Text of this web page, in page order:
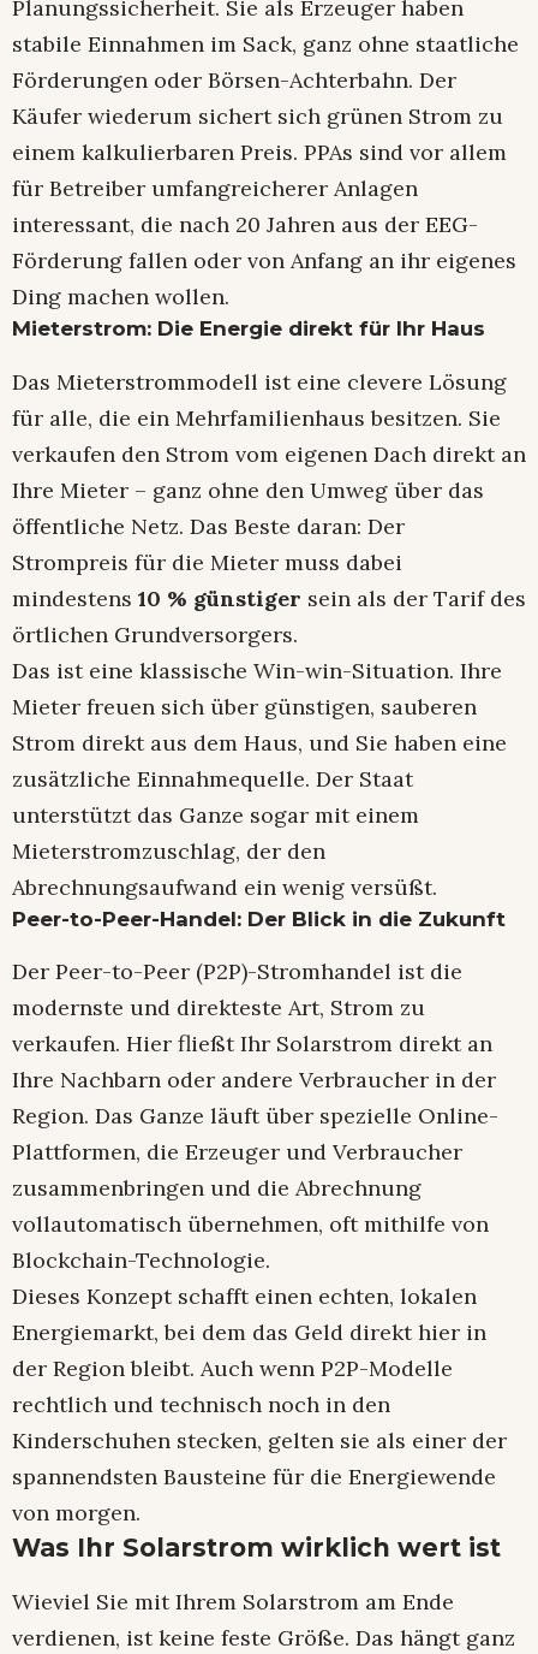
Planungssicherheit. Sie als Erzeuger haben
stabile Einnahmen im Sack, ganz ohne staatliche
Förderungen oder Börsen-Achterbahn. Der
Käufer wiederum sichert sich grünen Strom zu
einem kalkulierbaren Preis. PPAs sind vor allem
für Betreiber umfangreicherer Anlagen
interessant, die nach 20 Jahren aus der EEG-
Förderung fallen oder von Anfang an ihr eigenes
Ding machen wollen.
Mieterstrom: Die Energie direkt für Ihr Haus
Das Mieterstrommodell ist eine clevere Lösung
für alle, die ein Mehrfamilienhaus besitzen. Sie
verkaufen den Strom vom eigenen Dach direkt an
Ihre Mieter – ganz ohne den Umweg über das
öffentliche Netz. Das Beste daran: Der
Strompreis für die Mieter muss dabei
mindestens 10 % günstiger sein als der Tarif des
örtlichen Grundversorgers.
Das ist eine klassische Win-win-Situation. Ihre
Mieter freuen sich über günstigen, sauberen
Strom direkt aus dem Haus, und Sie haben eine
zusätzliche Einnahmequelle. Der Staat
unterstützt das Ganze sogar mit einem
Mieterstromzuschlag, der den
Abrechnungsaufwand ein wenig versüßt.
Peer-to-Peer-Handel: Der Blick in die Zukunft
Der Peer-to-Peer (P2P)-Stromhandel ist die
modernste und direkteste Art, Strom zu
verkaufen. Hier fließt Ihr Solarstrom direkt an
Ihre Nachbarn oder andere Verbraucher in der
Region. Das Ganze läuft über spezielle Online-
Plattformen, die Erzeuger und Verbraucher
zusammenbringen und die Abrechnung
vollautomatisch übernehmen, oft mithilfe von
Blockchain-Technologie.
Dieses Konzept schafft einen echten, lokalen
Energiemarkt, bei dem das Geld direkt hier in
der Region bleibt. Auch wenn P2P-Modelle
rechtlich und technisch noch in den
Kinderschuhen stecken, gelten sie als einer der
spannendsten Bausteine für die Energiewende
von morgen.
Was Ihr Solarstrom wirklich wert ist
Wieviel Sie mit Ihrem Solarstrom am Ende
verdienen, ist keine feste Größe. Das hängt ganz